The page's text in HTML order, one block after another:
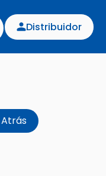
Distribuidor
Atrás